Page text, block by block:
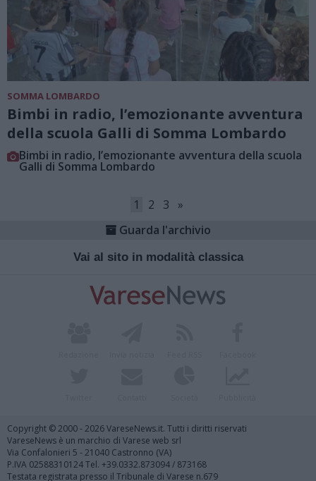
SOMMA LOMBARDO
Bimbi in radio, l’emozionante avventura
della scuola Galli di Somma Lombardo
Bimbi in radio, l’emozionante avventura della scuola
Galli di Somma Lombardo
1 2 3
»
Guarda l'archivio
Vai al sito in modalità classica
Copyright © 2000 - 2026 VareseNews.it. Tutti i diritti riservati
VareseNews è un marchio di Varese web srl
Via Confalonieri 5 - 21040 Castronno (VA)
P.IVA 02588310124 Tel. +39.0332.873094 / 873168
Testata registrata presso il Tribunale di Varese n.679